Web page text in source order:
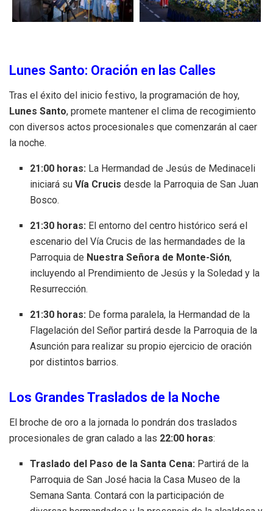
Lunes Santo: Oración en las Calles
Tras el éxito del inicio festivo, la programación de hoy,
Lunes Santo, promete mantener el clima de recogimiento
con diversos actos procesionales que comenzarán al caer
la noche.
21:00 horas: La Hermandad de Jesús de Medinaceli
iniciará suVía Crucis desde la Parroquia de San Juan
Bosco.
21:30 horas: El entorno del centro histórico será el
escenario del Vía Crucis de las hermandades de la
Parroquia de Nuestra Señora de Monte-Sión,
incluyendo al Prendimiento de Jesús y la Soledad y la
Resurrección.
21:30 horas: De forma paralela, la Hermandad de la
Flagelación del Señor partirá desde la Parroquia de la
Asunción para realizar su propio ejercicio de oración
por distintos barrios.
Los Grandes Traslados de la Noche
El broche de oro a la jornada lo pondrán dos traslados
procesionales de gran calado a las 22:00 horas:
Traslado del Paso de la Santa Cena: Partirá de la
Parroquia de San José hacia la Casa Museo de la
Semana Santa.Contará con la participación de